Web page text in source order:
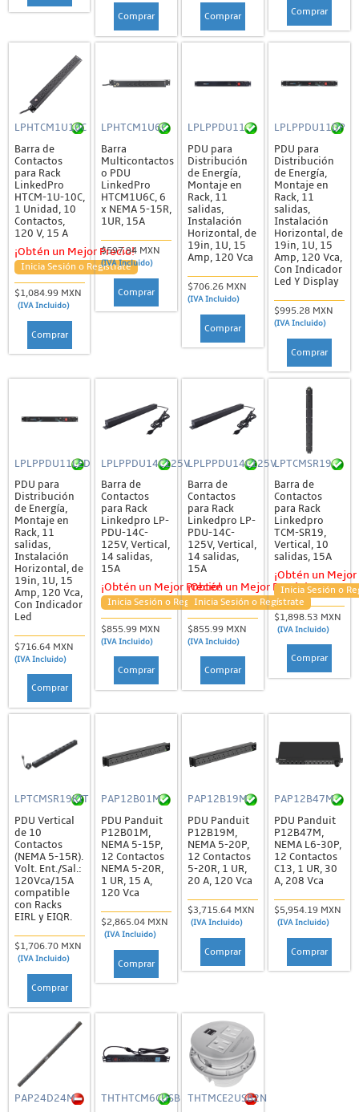
Comprar Comprar Comprar
LPHTCM1U10C
Barra de
Contactos
para Rack
LinkedPro
HTCM-1U-10C,
1 Unidad, 10
Contactos,
120 V, 15 A
¡Obtén un Mejor Precio!
Inicia Sesión o Regístrate
$1,084.99 MXN
(IVA Incluido)
Comprar
LPHTCM1U6C
Barra
Multicontactos
o PDU
LinkedPro
HTCM1U6C, 6
x NEMA 5-15R,
1UR, 15A
$597.94 MXN
(IVA Incluido)
Comprar
LPLPPDU11
PDU para
Distribución
de Energía,
Montaje en
Rack, 11
salidas,
Instalación
Horizontal, de
19in, 1U, 15
Amp, 120 Vca
$706.26 MXN
(IVA Incluido)
Comprar
LPLPPDU11DP
PDU para
Distribución
de Energía,
Montaje en
Rack, 11
salidas,
Instalación
Horizontal, de
19in, 1U, 15
Amp, 120 Vca,
Con Indicador
Led Y Display
$995.28 MXN
(IVA Incluido)
Comprar
LPLPPDU11LED
PDU para
Distribución
de Energía,
Montaje en
Rack, 11
salidas,
Instalación
Horizontal, de
19in, 1U, 15
Amp, 120 Vca,
Con Indicador
Led
$716.64 MXN
(IVA Incluido)
Comprar
LPLPPDU14C125V
Barra de
Contactos
para Rack
Linkedpro LP-
PDU-14C-
125V, Vertical,
14 salidas,
15A
¡Obtén un Mejor Precio!
Inicia Sesión o Regístrate
$855.99 MXN
(IVA Incluido)
Comprar
LPLPPDU14C125V
Barra de
Contactos
para Rack
Linkedpro LP-
PDU-14C-
125V, Vertical,
14 salidas,
15A
¡Obtén un Mejor Precio!
Inicia Sesión o Regístrate
$855.99 MXN
(IVA Incluido)
Comprar
LPTCMSR19
Barra de
Contactos
para Rack
Linkedpro
TCM-SR19,
Vertical, 10
salidas, 15A
¡Obtén un
Inicia Sesión o
$1,898.53 MXN
(IVA Incluido)
Comprar
LPTCMSR19KIT
PDU Vertical
de 10
Contactos
(NEMA 5-15R).
Volt. Ent./Sal.:
120Vca/15A
compatible
con Racks
EIRL y EIQR.
$1,706.70 MXN
(IVA Incluido)
Comprar
PAP12B01M
PDU Panduit
P12B01M,
NEMA 5-15P,
12 Contactos
NEMA 5-20R,
1 UR, 15 A,
120 Vca
$2,865.04 MXN
(IVA Incluido)
Comprar
PAP12B19M
PDU Panduit
P12B19M,
NEMA 5-20P,
12 Contactos
5-20R, 1 UR,
20 A, 120 Vca
$3,715.64 MXN
(IVA Incluido)
Comprar
PAP12B47M
PDU Panduit
P12B47M,
NEMA L6-30P,
12 Contactos
C13, 1 UR, 30
A, 208 Vca
$5,954.19 MXN
(IVA Incluido)
Comprar
PAP24D24M
THTHTCM6CUSB THTMCE2USB2N